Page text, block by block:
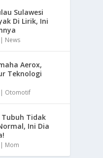
Sulawesi
Di Lirik, Ini
| News
Aerox,
Teknologi
| Otomotif
Tubuh Tidak
Ini Dia
| Mom